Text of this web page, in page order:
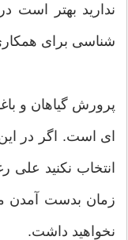
ندارید بهتر است
شناسی برای
پرورش گیاهان و
ای است. اگر در
انتخاب نکنید علی
زمان بدست آمدن
نخواهید داشت.